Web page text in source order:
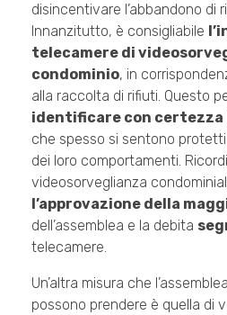
disincentivare l’abbandono di
Innanzitutto, è consigliabile
telecamere di
condominio, in
alla raccolta di rifiuti. Questo
identificare con certezza
che spesso si sentono protetti
dei loro comportamenti.
videosorveglianza
l’approvazione della
dell’assemblea e la debita
telecamere.
Un’altra misura che
possono prendere è quella di